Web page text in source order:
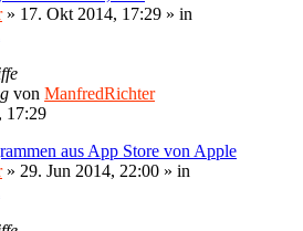
» 17. Okt 2014, 17:29 » in
von ManfredRichter
17:29
aus App Store von Apple
» 29. Jun 2014, 22:00 » in